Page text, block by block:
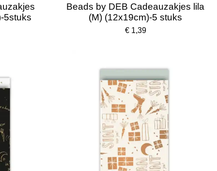
5stuks
Beads by DEB Cadeauzakjes lila
(M) (12x19cm)-5 stuks
€ 1,39